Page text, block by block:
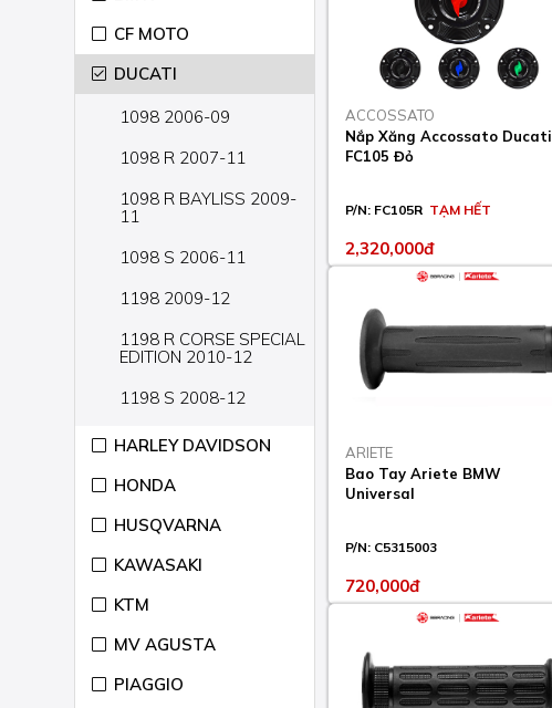
CF MOTO
DUCATI
1098 2006-09
1098 R 2007-11
1098 R BAYLISS 2009-
11
1098 S 2006-11
1198 2009-12
1198 R CORSE SPECIAL
EDITION 2010-12
1198 S 2008-12
1198 S CORSE SPECIAL
EDITION 2010-12
1198 SP 2011-12
848 2007-13
SPECIAL EDITION 2011-
13
DESERT X 937 2022-24
HARLEY DAVIDSON
HONDA
HUSQVARNA
KAWASAKI
KTM
MV AGUSTA
PIAGGIO
ACCOSSATO
Nắp Xăng Accossato Ducati
FC105 Đỏ
P/N: FC105R TẠM HẾT
2,320,000đ
ARIETE
Bao Tay Ariete BMW
Universal
P/N: C5315003
720,000đ